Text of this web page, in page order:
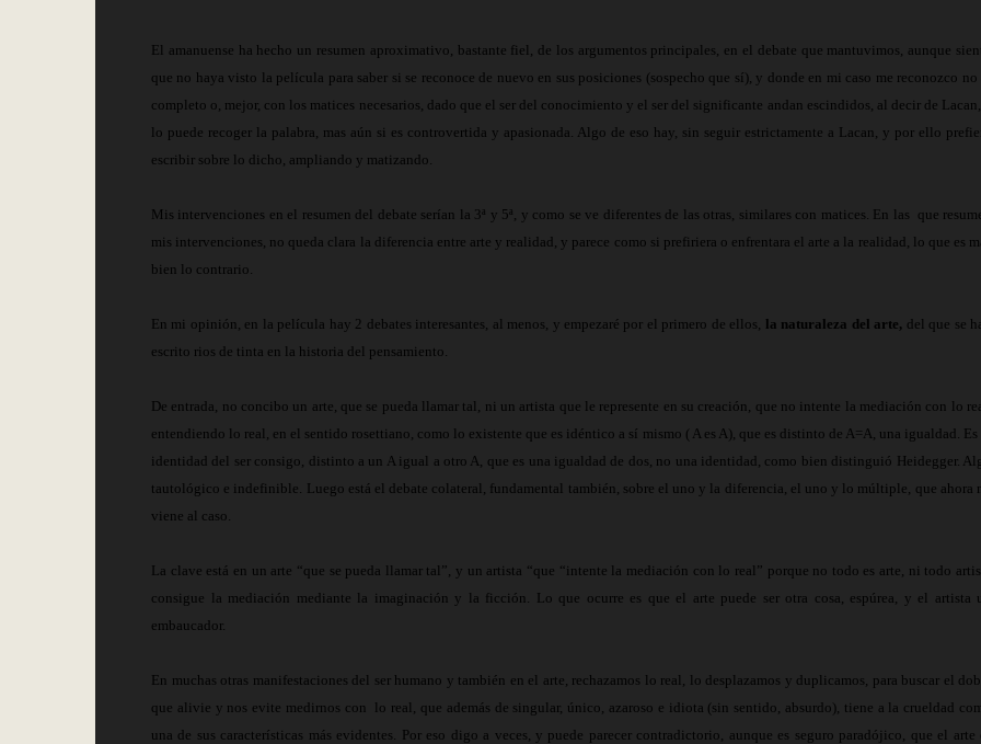
El amanuense ha hecho un resumen aproximativo, bastante fiel, de los argumentos principales, en el debate que mantuvimos, aunque
que no haya visto la película para saber si se reconoce de nuevo en sus posiciones (sospecho que sí), y donde en mi caso me reconozco no
completo o, mejor, con los matices necesarios, dado que el ser del conocimiento y el ser del significante andan escindidos, al decir de
lo puede recoger la palabra, mas aún si es controvertida y apasionada. Algo de eso hay, sin seguir estrictamente a Lacan, y por ello
escribir sobre lo dicho, ampliando y matizando.
Mis intervenciones en el resumen del debate serían la 3ª y 5ª, y como se ve diferentes de las otras, similares con matices. En las que
mis intervenciones, no queda clara la diferencia entre arte y realidad, y parece como si prefiriera o enfrentara el arte a la realidad, lo que es
bien lo contrario.
En mi opinión, en la película hay 2 debates interesantes, al menos, y empezaré por el primero de ellos, la naturaleza del arte, del que se
escrito rios de tinta en la historia del pensamiento.
De entrada, no concibo un arte, que se pueda llamar tal, ni un artista que le represente en su creación, que no intente la mediación con lo
entendiendo lo real, en el sentido rosettiano, como lo existente que es idéntico a sí mismo ( A es A), que es distinto de A=A, una igualdad. Es
identidad del ser consigo, distinto a un A igual a otro A, que es una igualdad de dos, no una identidad, como bien distinguió Heidegger.
tautológico e indefinible. Luego está el debate colateral, fundamental también, sobre el uno y la diferencia, el uno y lo múltiple, que ahora
viene al caso.
La clave está en un arte “que se pueda llamar tal”, y un artista “que “intente la mediación con lo real” porque no todo es arte, ni todo
consigue la mediación mediante la imaginación y la ficción. Lo que ocurre es que el arte puede ser otra cosa, espúrea, y el artista
embaucador.
En muchas otras manifestaciones del ser humano y también en el arte, rechazamos lo real, lo desplazamos y duplicamos, para buscar el
que alivie y nos evite medirnos con lo real, que además de singular, único, azaroso e idiota (sin sentido, absurdo), tiene a la crueldad
una de sus características más evidentes. Por eso digo a veces, y puede parecer contradictorio, aunque es seguro paradójico, que el arte